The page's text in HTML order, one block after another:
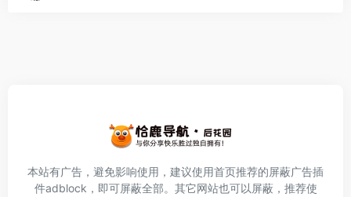
本站有广告，避免影响使用，建议使用首页推荐的屏蔽广告插
件adblock ，即可屏蔽全部。其它网站也可以屏蔽，推荐使